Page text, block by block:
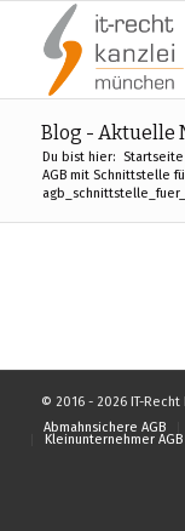
Blog - Aktuelle
Du bist hier: Startseite
AGB mit Schnittstelle
© 2016 - 2026 IT-Recht
Abmahnsichere AGB
Kleinunternehmer AGB